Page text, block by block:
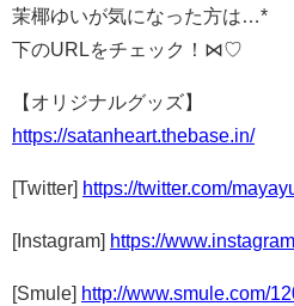
茉椰ゆいが気になった方は…*
下のURLをチェック！⋈♡
【オリジナルグッズ】
https://satanheart.thebase.in/
[Twitter] https://twitter.com/
[Instagram] https://
[Smule] http://www.smule.com/